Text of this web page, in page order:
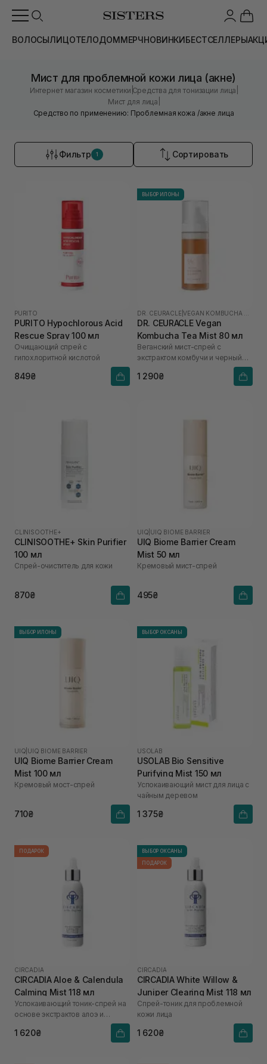
ВОЛОСЫЛИЦОТЕЛОДОММЕРЧНОВИНКИБЕСТСЕЛЛЕРЫ
Мист для проблемной кожи лица (акне)
Интернет магазин косметики |Средства для тонизации лица
Мист для лица
Средство по применению: Проблемная кожа /акне лица
Фильтр 1 Сортировать
PURITO
PURITO Hypochlorous Acid
Rescue Spray 100 мл
Очищающий спрей с
гипохлоритной кислотой
849₴
ВЫБОР ИЛОНЫ
DR. CEURACLE |
DR. CEURACLE Vegan
Kombucha Tea Mist 80 мл
Веганский мист-спрей с
экстрактом комбучи и черный
1 290₴
CLINISOOTHE+
CLINISOOTHE+ Skin Purifier
100 мл
Спрей-очиститель для кожи
870₴
UIQ UIQ BIOME BARRIER
UIQ Biome Barrier Cream
Mist 50 мл
Кремовый мист-спрей
495₴
ВЫБОР ИЛОНЫ
UIQ UIQ BIOME BARRIER
UIQ Biome Barrier Cream
Mist 100 мл
Кремовый мост-спрей
710₴
ВЫБОР ОКСАНЫ
USOLAB
USOLAB Bio Sensitive
Purifying Mist 150 мл
Успокаивающий мист для лица с
чайным деревом
1 375₴
ПОДАРОК
CIRCADIA
CIRCADIA Aloe & Calendula
Calming Mist 118 мл
Успокаивающий тоник-спрей на
основе экстрактов алоэ и
1 620₴
ВЫБОР ОКСАНЫ
ПОДАРОК
CIRCADIA
CIRCADIA White Willow &
Juniper Clearing Mist 118 мл
Спрей-тоник для проблемной
кожи лица
1 620₴